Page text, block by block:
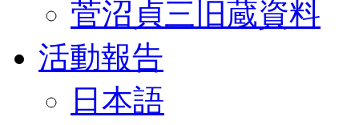
菅沼貞三旧蔵資料
活動報告
日本語